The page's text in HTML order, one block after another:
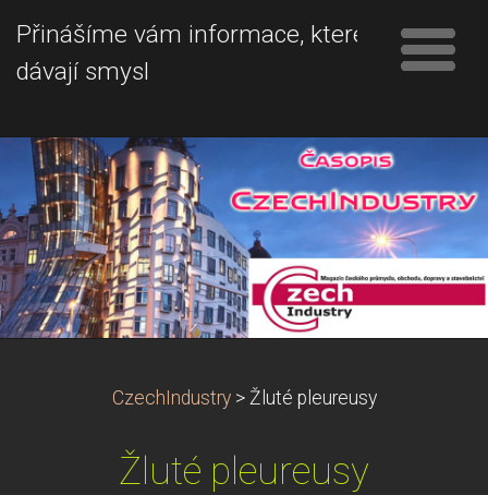
Přinášíme vám informace, které
dávají smysl
CzechIndustry > Žluté pleureusy
Žluté pleureusy